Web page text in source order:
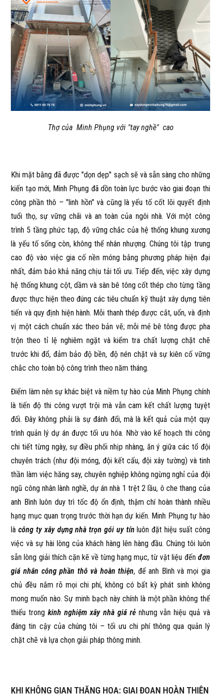
Thợ của Minh Phụng với "tay nghề" cao
Khi mặt bằng đã được "dọn dẹp" sạch sẽ và sẵn sàng cho những
kiến tạo mới, Minh Phụng đã dồn toàn lực bước vào giai đoạn thi
công phần thô – "linh hồn" và cũng là yếu tố cốt lõi quyết định
tuổi thọ, sự vững chãi và an toàn của ngôi nhà. Với một công
trình 5 tầng phức tạp, độ vững chắc của hệ thống khung xương
là yếu tố sống còn, không thể nhân nhượng. Chúng tôi tập trung
cao độ vào việc gia cố nền móng bằng phương pháp hiện đại
nhất, đảm bảo khả năng chịu tải tối ưu. Tiếp đến, việc xây dựng
hệ thống khung cột, dầm và sàn bê tông cốt thép cho từng tầng
được thực hiện theo đúng các tiêu chuẩn kỹ thuật xây dựng tiên
tiến và quy định hiện hành. Mỗi thanh thép được cắt, uốn, và định
vị một cách chuẩn xác theo bản vẽ; mỗi mẻ bê tông được pha
trộn theo tỉ lệ nghiêm ngặt và kiểm tra chất lượng chặt chẽ
trước khi đổ, đảm bảo độ bền, độ nén chặt và sự kiên cố vững
chắc cho toàn bộ công trình theo năm tháng.
Điểm làm nên sự khác biệt và niềm tự hào của Minh Phụng chính
là tiến độ thi công vượt trội mà vẫn cam kết chất lượng tuyệt
đối. Đây không phải là sự đánh đổi, mà là kết quả của một quy
trình quản lý dự án được tối ưu hóa. Nhờ vào kế hoạch thi công
chi tiết từng ngày, sự điều phối nhịp nhàng, ăn ý giữa các tổ đội
chuyên trách (như đội móng, đội kết cấu, đội xây tường) và tinh
thần làm việc hăng say, chuyên nghiệp không ngừng nghỉ của đội
ngũ công nhân lành nghề, dự án nhà 1 trệt 2 lầu, ô che thang của
anh Bình luôn duy trì tốc độ ổn định, thậm chí hoàn thành nhiều
hạng mục quan trọng trước thời hạn dự kiến. Minh Phụng tự hào
làcông ty xây dựng nhà trọn gói uy tín luôn đặt hiệu suất công
việc và sự hài lòng của khách hàng lên hàng đầu. Chúng tôi luôn
sẵn lòng giải thích cặn kẽ về từng hạng mục, từ vật liệu đến đơn
giá nhân công phần thô và hoàn thiện, để anh Bình và mọi gia
chủ đều nắm rõ mọi chi phí, không có bất kỳ phát sinh không
mong muốn nào. Sự minh bạch này chính là một phần không thể
thiếu trong kinh nghiệm xây nhà giá rẻ nhưng vẫn hiệu quả và
đáng tin cậy của chúng tôi – tối ưu chi phí thông qua quản lý
chặt chẽ và lựa chọn giải pháp thông minh.
KHI KHÔNG GIAN THĂNG HOA: GIAI ĐOẠN HOÀN THIỆN